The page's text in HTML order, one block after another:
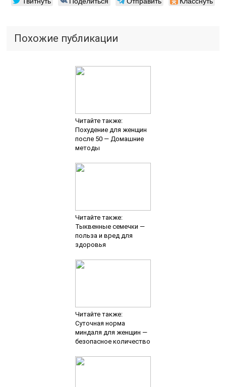
Похожие публикации
Читайте также:
Похудение для женщин
после 50 — Домашние
методы
Читайте также:
Тыквенные семечки —
польза и вред для
здоровья
Читайте также:
Суточная норма
миндаля для женщин —
безопасное количество